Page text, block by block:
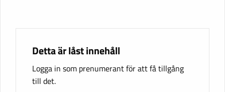
Detta är låst innehåll
Logga in som prenumerant för att få tillgång
till det.